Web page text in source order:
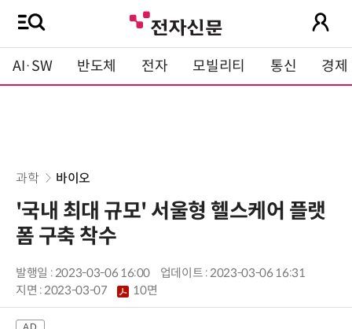
AI·SW 반도체 전자 모빌리티 통신 경제
과학 바이오
'국내 최대 규모' 서울형 헬스케어 플랫
폼 구축 착수
발행일 : 2023-03-06 16:00
업데이트 : 2023-03-06 16:31
지면 :2023-03-07 10면